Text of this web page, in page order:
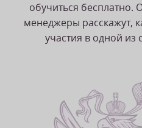
обучиться бесплатно.
менеджеры расскажут,
участия в одной